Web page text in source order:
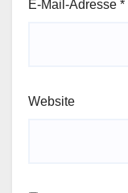
E-Mail-Adresse *
Website